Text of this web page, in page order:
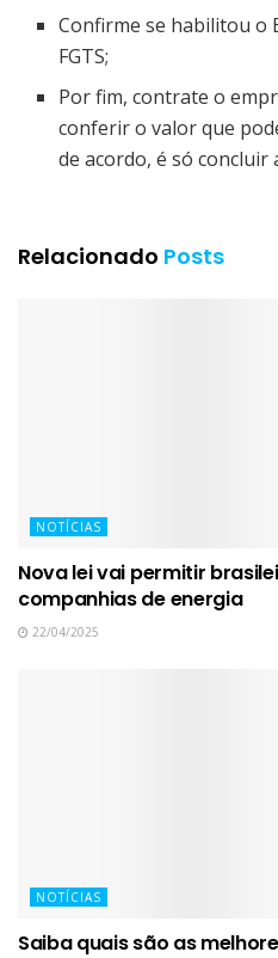
Confirme se habilitou o
FGTS;
Por fim, contrate o
conferir o valor que
de acordo, é só concluir
Relacionado Posts
NOTÍCIAS
Nova lei vai permitir
companhias de energia
22/04/2025
NOTÍCIAS
Saiba quais são as